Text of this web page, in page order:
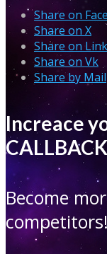
Share on
Share on X
Share on
Share on Vk
Share by Mail
Increace
Become
competitors!